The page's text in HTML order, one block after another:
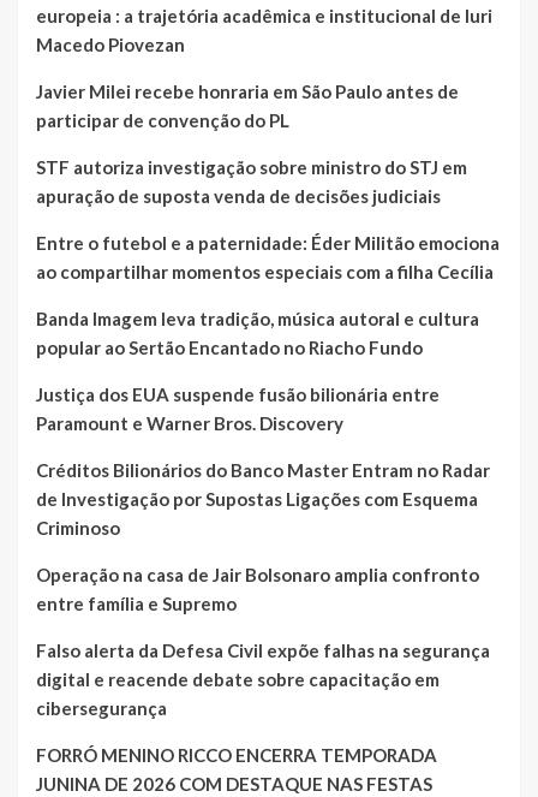
europeia : a trajetória acadêmica e institucional de Iuri
Macedo Piovezan
Javier Milei recebe honraria em São Paulo antes de
participar de convenção do PL
STF autoriza investigação sobre ministro do STJ em
apuração de suposta venda de decisões judiciais
Entre o futebol e a paternidade: Éder Militão emociona
ao compartilhar momentos especiais com a filha Cecília
Banda Imagem leva tradição, música autoral e cultura
popular ao Sertão Encantado no Riacho Fundo
Justiça dos EUA suspende fusão bilionária entre
Paramount e Warner Bros. Discovery
Créditos Bilionários do Banco Master Entram no Radar
de Investigação por Supostas Ligações com Esquema
Criminoso
Operação na casa de Jair Bolsonaro amplia confronto
entre família e Supremo
Falso alerta da Defesa Civil expõe falhas na segurança
digital e reacende debate sobre capacitação em
cibersegurança
FORRÓ MENINO RICCO ENCERRA TEMPORADA
JUNINA DE 2026 COM DESTAQUE NAS FESTAS